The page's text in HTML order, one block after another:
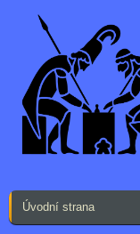
Úvodní strana